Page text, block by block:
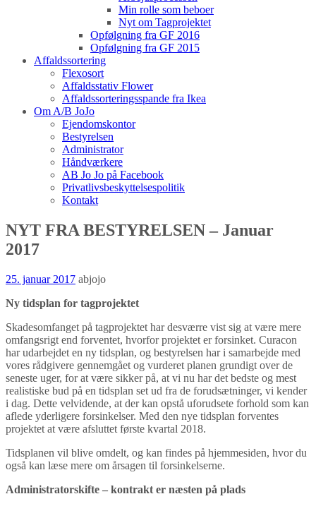
Min rolle som beboer
Nyt om Tagprojektet
Opfølgning fra GF 2016
Opfølgning fra GF 2015
Affaldssortering
Flexosort
Affaldsstativ Flower
Affaldssorteringsspande fra Ikea
Om A/B JoJo
Ejendomskontor
Bestyrelsen
Administrator
Håndværkere
AB Jo Jo på Facebook
Privatlivsbeskyttelsespolitik
Kontakt
NYT FRA BESTYRELSEN – Januar
2017
25. januar 2017 abjojo
Ny tidsplan for tagprojektet
Skadesomfanget på tagprojektet har desværre vist sig at være mere
omfangsrigt end forventet, hvorfor projektet er forsinket. Curacon
har udarbejdet en ny tidsplan, og bestyrelsen har i samarbejde med
vores rådgivere gennemgået og vurderet planen grundigt over de
seneste uger, for at være sikker på, at vi nu har det bedste og mest
realistiske bud på en tidsplan set ud fra de forudsætninger, vi kender
i dag. Dette velvidende, at der kan opstå uforudsete forhold som kan
aflede yderligere forsinkelser. Med den nye tidsplan forventes
projektet at være afsluttet første kvartal 2018.
Tidsplanen vil blive omdelt, og kan findes på hjemmesiden, hvor du
også kan læse mere om årsagen til forsinkelserne.
Administratorskifte – kontrakt er næsten på plads